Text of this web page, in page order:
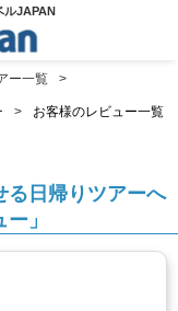
ルJAPAN
ー一覧
お客様のレビュー一覧
る日帰りツアーへ
」